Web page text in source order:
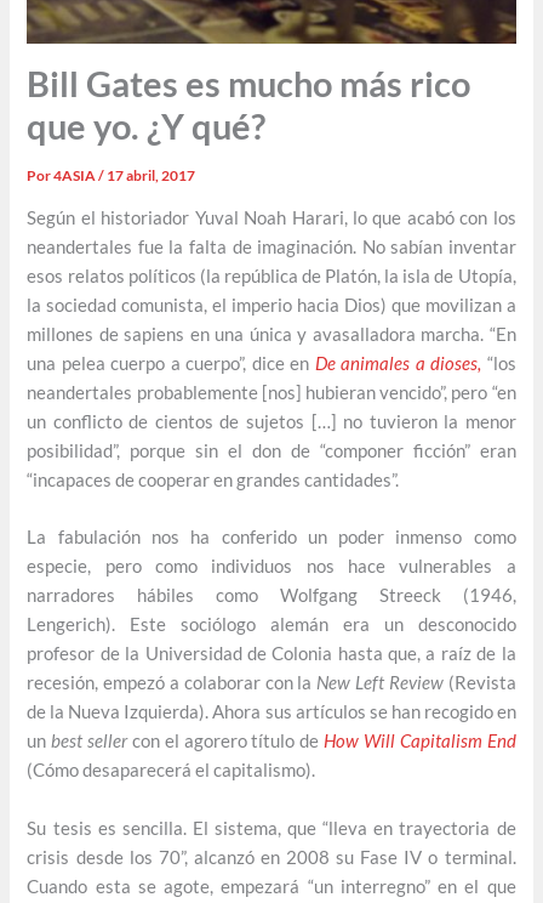
Bill Gates es mucho más rico
que yo. ¿Y qué?
Por4ASIA/ 17 abril, 2017
Según el historiador Yuval Noah Harari, lo que acabó con los
neandertales fue la falta de imaginación. No sabían inventar
esos relatos políticos (la república de Platón, la isla de Utopía,
la sociedad comunista, el imperio hacia Dios) que movilizan a
millones de sapiens en una única y avasalladora marcha. “En
una pelea cuerpo a cuerpo”, dice en De animales a dioses, “los
neandertales probablemente [nos] hubieran vencido”, pero “en
un conflicto de cientos de sujetos […] no tuvieron la menor
posibilidad”, porque sin el don de “componer ficción” eran
“incapaces de cooperar en grandes cantidades”.
La fabulación nos ha conferido un poder inmenso como
especie, pero como individuos nos hace vulnerables a
narradores hábiles como Wolfgang Streeck (1946,
Lengerich). Este sociólogo alemán era un desconocido
profesor de la Universidad de Colonia hasta que, a raíz de la
recesión, empezó a colaborar con la New Left Review(Revista
de la Nueva Izquierda). Ahora sus artículos se han recogido en
unbest sellercon el agorero título de How Will Capitalism End
(Cómo desaparecerá el capitalismo).
Su tesis es sencilla. El sistema, que “lleva en trayectoria de
crisis desde los 70”, alcanzó en 2008 su Fase IV o terminal.
Cuando esta se agote, empezará “un interregno” en el que